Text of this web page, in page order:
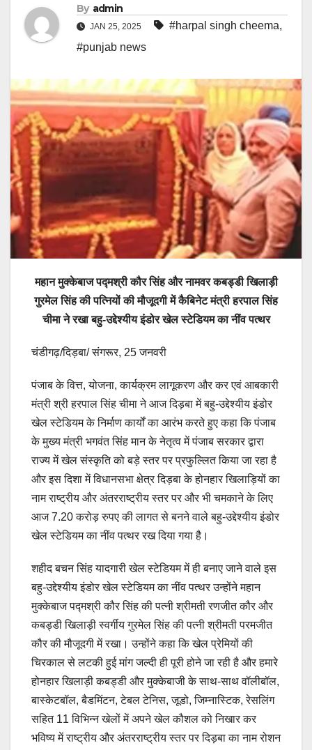
By admin
JAN 25, 2025 #harpal singh cheema,
#punjab news
महान मुक्केबाज पद्मश्री कौर सिंह और नामवर कबड्डी खिलाड़ी
गुरमेल सिंह की पत्नियों की मौजूदगी में कैबिनेट मंत्री हरपाल सिंह
चीमा ने रखा बहु-उद्देश्यीय इंडोर खेल स्टेडियम का नींव पत्थर
चंडीगढ़/दिड़बा/ संगरूर, 25 जनवरी
पंजाब के वित्त, योजना, कार्यक्रम लागूकरण और कर एवं आबकारी
मंत्री श्री हरपाल सिंह चीमा ने आज दिड़बा में बहु-उद्देश्यीय इंडोर
खेल स्टेडियम के निर्माण कार्यों का आरंभ करते हुए कहा कि पंजाब
के मुख्य मंत्री भगवंत सिंह मान के नेतृत्व में पंजाब सरकार द्वारा
राज्य में खेल संस्कृति को बड़े स्तर पर प्रफुल्लित किया जा रहा है
और इस दिशा में विधानसभा क्षेत्र दिड़बा के होनहार खिलाड़ियों का
नाम राष्ट्रीय और अंतरराष्ट्रीय स्तर पर और भी चमकाने के लिए
आज 7.20 करोड़ रुपए की लागत से बनने वाले बहु-उद्देश्यीय इंडोर
खेल स्टेडियम का नींव पत्थर रख दिया गया है।
शहीद बचन सिंह यादगारी खेल स्टेडियम में ही बनाए जाने वाले इस
बहु-उद्देश्यीय इंडोर खेल स्टेडियम का नींव पत्थर उन्होंने महान
मुक्केबाज पद्मश्री कौर सिंह की पत्नी श्रीमती रणजीत कौर और
कबड्डी खिलाड़ी स्वर्गीय गुरमेल सिंह की पत्नी श्रीमती परमजीत
कौर की मौजूदगी में रखा। उन्होंने कहा कि खेल प्रेमियों की
चिरकाल से लटकी हुई मांग जल्दी ही पूरी होने जा रही है और हमारे
होनहार खिलाड़ी कबड्डी और मुक्केबाजी के साथ-साथ वॉलीबॉल,
बास्केटबॉल, बैडमिंटन, टेबल टेनिस, जूडो, जिम्नास्टिक, रेसलिंग
सहित 11 विभिन्न खेलों में अपने खेल कौशल को निखार कर
भविष्य में राष्ट्रीय और अंतरराष्ट्रीय स्तर पर दिड़बा का नाम रोशन